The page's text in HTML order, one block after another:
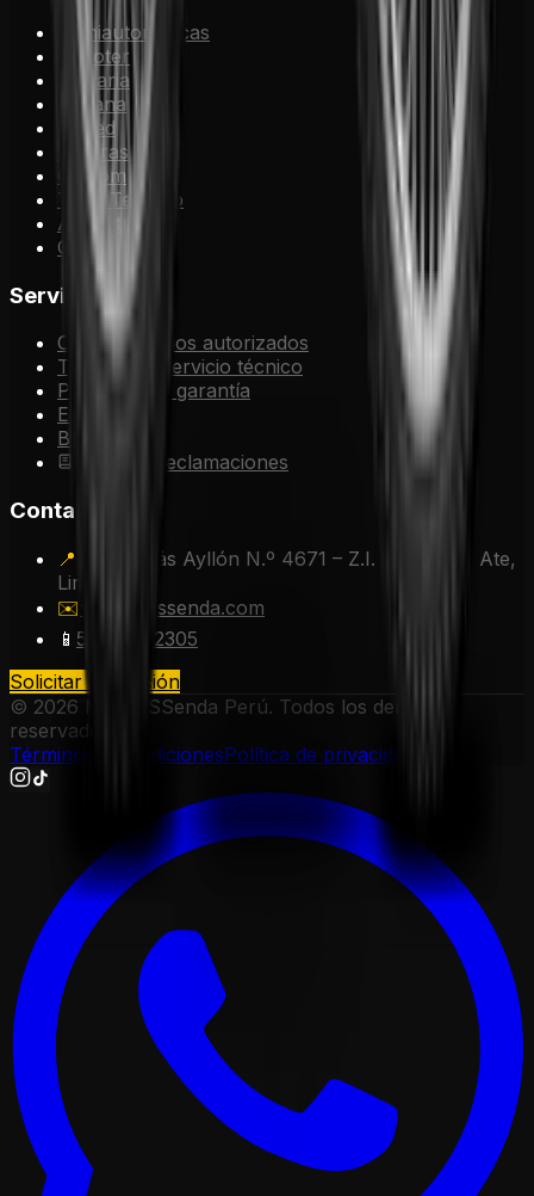
Semiautomáticas
Scooter
Utilitaria
Urbana
Naked
Pisteras
Custom
Todo Terreno
Adventure
Cuatrimotos
Servicios
Concesionarios autorizados
Talleres de servicio técnico
Post venta y garantía
Eventos
Blog
Libro de Reclamaciones
Contacto
📍 Av. Nicolás Ayllón N.º 4671 – Z.I. El Asesor, Ate,
Lima, Perú.
✉️ ventas@ssenda.com
📱 51997592305
Solicitar cotización
© 2026 Motos SSenda Perú. Todos los derechos
reservados.
Términos y condicionesPolítica de privacidad